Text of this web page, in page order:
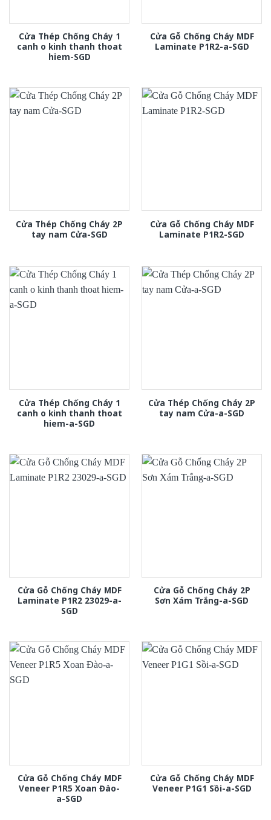
Cửa Thép Chống Cháy 1
canh o kinh thanh thoat
hiem-SGD
Cửa Gỗ Chống Cháy MDF
Laminate P1R2-a-SGD
Cửa Thép Chống Cháy 2P
tay nam Cửa-SGD
Cửa Gỗ Chống Cháy MDF
Laminate P1R2-SGD
Cửa Thép Chống Cháy 1
canh o kinh thanh thoat
hiem-a-SGD
Cửa Thép Chống Cháy 2P
tay nam Cửa-a-SGD
Cửa Gỗ Chống Cháy MDF
Laminate P1R2 23029-a-
SGD
Cửa Gỗ Chống Cháy 2P
Sơn Xám Trắng-a-SGD
Cửa Gỗ Chống Cháy MDF
Veneer P1R5 Xoan Đào-
a-SGD
Cửa Gỗ Chống Cháy MDF
Veneer P1G1 Sồi-a-SGD